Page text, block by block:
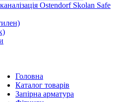
Ostendorf Skolan Safe
Головна
Каталог товарів
Запірна арматура